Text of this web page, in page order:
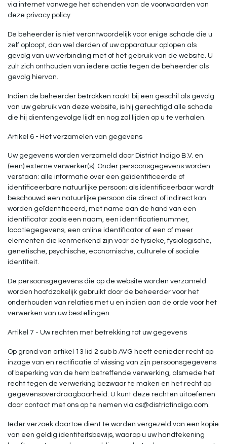
via internet vanwege het schenden van de voorwaarden van
deze privacy policy
De beheerder is niet verantwoordelijk voor enige schade die u
zelf oploopt, dan wel derden of uw apparatuur oplopen als
gevolg van uw verbinding met of het gebruik van de website. U
zult zich onthouden van iedere actie tegen de beheerder als
gevolg hiervan.
Indien de beheerder betrokken raakt bij een geschil als gevolg
van uw gebruik van deze website, is hij gerechtigd alle schade
die hij dientengevolge lijdt en nog zal lijden op u te verhalen.
Artikel 6 - Het verzamelen van gegevens
Uw gegevens worden verzameld door District Indigo B.V. en
(een) externe verwerker(s). Onder persoonsgegevens worden
verstaan: alle informatie over een geïdentificeerde of
identificeerbare natuurlijke persoon; als identificeerbaar wordt
beschouwd een natuurlijke persoon die direct of indirect kan
worden geïdentificeerd, met name aan de hand van een
identificator zoals een naam, een identificatienummer,
locatiegegevens, een online identificator of een of meer
elementen die kenmerkend zijn voor de fysieke, fysiologische,
genetische, psychische, economische, culturele of sociale
identiteit.
De persoonsgegevens die op de website worden verzameld
worden hoofdzakelijk gebruikt door de beheerder voor het
onderhouden van relaties met u en indien aan de orde voor het
verwerken van uw bestellingen.
Artikel 7 - Uw rechten met betrekking tot uw gegevens
Op grond van artikel 13 lid 2 sub b AVG heeft eenieder recht op
inzage van en rectificatie of wissing van zijn persoonsgegevens
of beperking van de hem betreffende verwerking, alsmede het
recht tegen de verwerking bezwaar te maken en het recht op
gegevensoverdraagbaarheid. U kunt deze rechten uitoefenen
door contact met ons op te nemen via cs@districtindigo.com
Ieder verzoek daartoe dient te worden vergezeld van een kopie
van een geldig identiteitsbewijs, waarop u uw handtekening